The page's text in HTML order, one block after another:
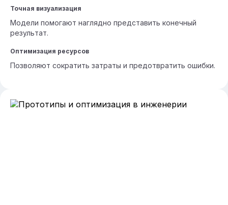
Точная визуализация
Модели помогают наглядно представить конечный
результат.
Оптимизация ресурсов
Позволяют сократить затраты и предотвратить ошибки.